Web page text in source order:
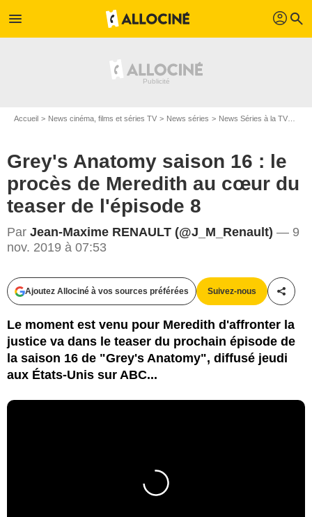
menu profil search
Accueil News cinéma, films et séries TV News séries News Séries à la TV
Grey's Anatomy saison 16 : le
procès de Meredith au cœur du
teaser de l'épisode 8
Par Jean-Maxime RENAULT (@J_M_Renault) — 9
nov. 2019 à 07:53
Ajoutez Allociné à vos sources préférées Suivez-nous
Le moment est venu pour Meredith d'affronter la
justice va dans le teaser du prochain épisode de
la saison 16 de "Grey's Anatomy", diffusé jeudi
aux États-Unis sur ABC...